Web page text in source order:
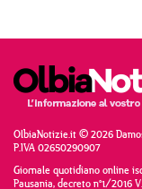
OlbiaNotizie.it © 2026
P.IVA 02650290907
Giornale quotidiano online
Pausania, decreto n°1/2016